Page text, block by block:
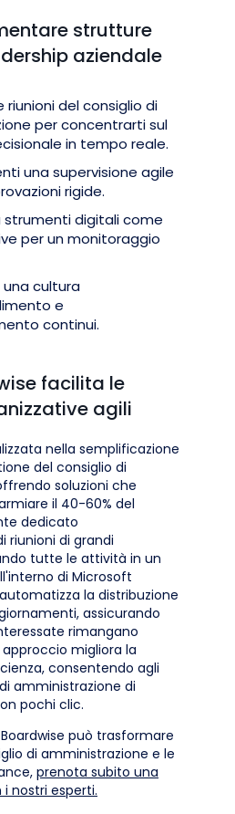
strutture
aziendale
riunioni del consiglio di
per concentrarti sul
in tempo reale.
una supervisione agile
rigide.
digitali come
per un monitoraggio
cultura
e
continui.
facilita le
agili
nella semplificazione
del consiglio di
soluzioni che
il 40-60% del
dedicato
riunioni di grandi
tutte le attività in un
di Microsoft
la distribuzione
assicurando
rimangano
migliora la
consentendo agli
amministrazione di
pochi clic.
può trasformare
di amministrazione e le
prenota subito una
nostri esperti.